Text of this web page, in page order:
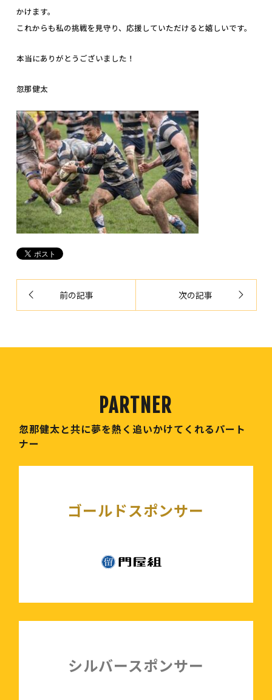
かけます。
これからも私の挑戦を見守り、応援していただけると嬉しいです。
本当にありがとうございました！
忽那健太
前の記事 次の記事
忽那健太と共に夢を熱く追いかけてくれるパート
ナー
ゴールドスポンサー
シルバースポンサー